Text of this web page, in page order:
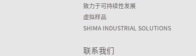
致力于可持续性发展
虚拟样品
SHIMA INDUSTRIAL SOLUTIONS
联系我们